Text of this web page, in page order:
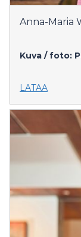
Anna-Maria
Kuva / foto:
LATAA